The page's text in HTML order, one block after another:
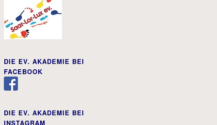
DIE EV. AKADEMIE BEI
FACEBOOK
DIE EV. AKADEMIE BEI
INSTAGRAM